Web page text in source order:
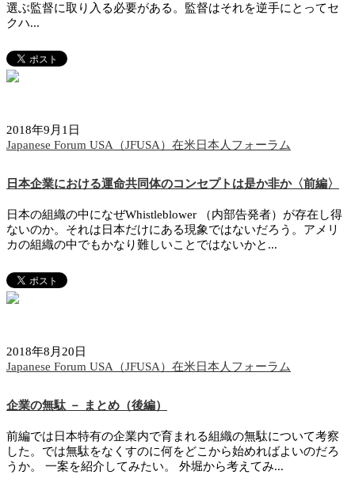
選ぶ監督に取り入る必要がある。監督はそれを逆手にとってセ
クハ...
2018年9月1日
Japanese Forum USA（JFUSA）在米日本人フォーラム
日本企業における運命共同体のコンセプトは是か非か〈前編〉
日本の組織の中になぜWhistleblower （内部告発者）が存在し得
ないのか。それは日本だけにある現象ではないだろう。アメリ
カの組織の中でもかなり難しいことではないかと...
2018年8月20日
Japanese Forum USA（JFUSA）在米日本人フォーラム
企業の無駄 － まとめ（後編）
前編では日本特有の企業内で育まれる組織の無駄について考察
した。では無駄をなくすのに何をどこから始めればよいのだろ
うか。 一案を紹介してみたい。 外堀から考えてみ...